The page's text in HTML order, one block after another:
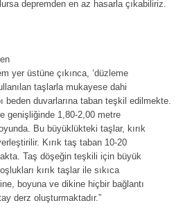
depremden en az hasarla çıkabiliriz.
yer üstüne çıkınca, ‘düzleme
taşlarla mukayese dahi
duvarlarına taban teşkil edilmekte.
genişliğinde 1,80-2,00 metre
Bu büyüklükteki taşlar, kırık
Kırık taş taban 10-20
Taş döşeğin teşkili için büyük
kırık taşlar ile sıkıca
boyuna ve dikine hiçbir bağlantı
derz oluşturmaktadır.”